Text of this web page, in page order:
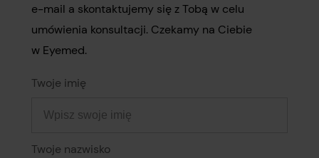
e-mail a skontaktujemy się z Tobą w celu
umówienia konsultacji. Czekamy na Ciebie
w Eyemed.
Twoje imię
Twoje nazwisko